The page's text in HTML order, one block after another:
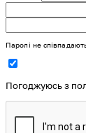
Паролі не
Погоджуюсь з